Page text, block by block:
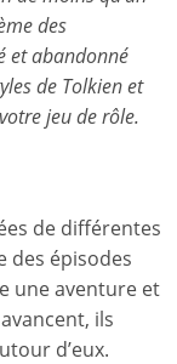
des
et abandonné
de Tolkien et
jeu de rôle.
de différentes
des épisodes
une aventure et
ils
d’eux.